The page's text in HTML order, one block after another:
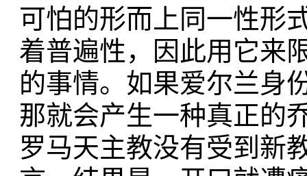
可怕的形而上同一性形
着普遍性，因此用它来
的事情。如果爱尔兰身
那就会产生一种真正的
罗马天主教没有受到新